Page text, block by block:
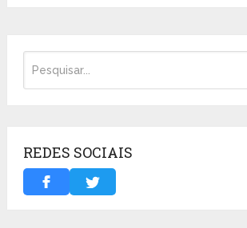
REDES SOCIAIS